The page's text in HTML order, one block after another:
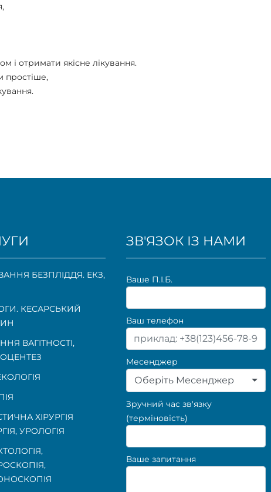
і отримати якісне лікування.
простіше,
БЕЗПЛІДДЯ. ЕКЗ,
КЕСАРСЬКИЙ
ВАГІТНОСТІ,
ХІРУРГІЯ
УРОЛОГІЯ
,
,
ЗВ'ЯЗОК ІЗ НАМИ
Ваше П.I.Б.
Ваш телефон
Месенджер
Оберіть Месенджер
Зручний час зв'язку
(терміновість)
Ваше запитання